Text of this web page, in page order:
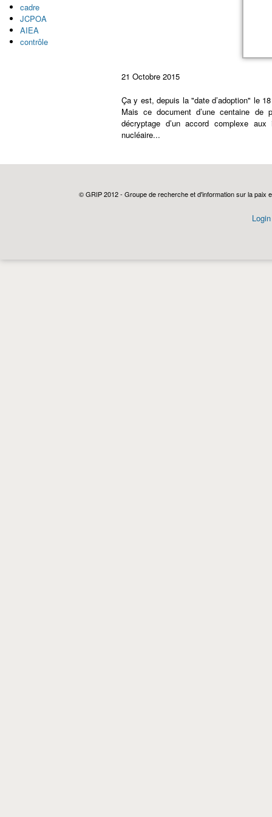
21 Octobre 2015
Ça y est, depuis la "date d’adoption" le
Mais ce document d’une centaine de
décryptage d’un accord complexe
nucléaire...
cadre
JCPOA
AIEA
contrôle
© GRIP 2012 - Groupe de recherche et d'information sur la paix
Login